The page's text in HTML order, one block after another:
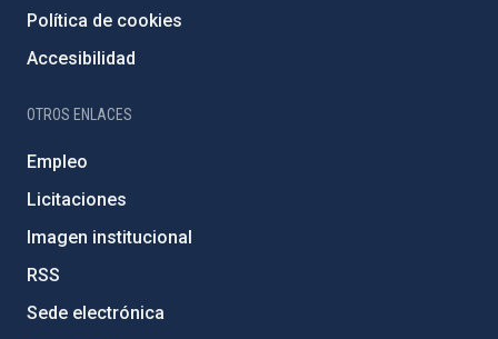
Política de cookies
Accesibilidad
OTROS ENLACES
Empleo
Licitaciones
Imagen institucional
RSS
Sede electrónica